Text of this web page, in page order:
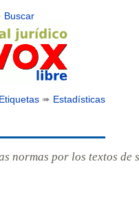
Buscar
Etiquetas➠ Estadísticas
normas por los textos de